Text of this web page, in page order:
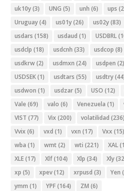
uk10y(3) UNG (5) unh (6) ups
Uruguay(4) us01y(26) us02y(83)
usdars (158) usdaud (1) USDBRL
usdclp (18) usdcnh (33) usdcop (8)
usdkrw(2) usdmxn (24) usdpen (2)
USDSEK(1) usdtars (55) usdtry
usdwon (1) usdzar(5) USO (12)
Vale (69) valo (6) Venezuela (1)
VIST (77) Vix (200) volatilidad (236)
Vvix (6) vxd (1) vxn (17) Vxx (15)
wba (1) wmt (2) wti (221) XAL
XLE(17) Xlf(104) Xlp (34) Xly
xp (5) xpev(12) xrpusd (3) Yen
ymm (1) YPF(164) ZM (6)